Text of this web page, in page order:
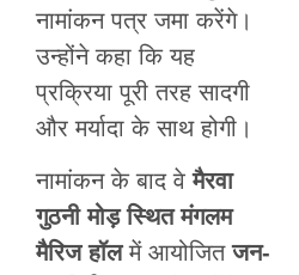
नामांकन पत्र जमा करेंगे।
उन्होंने कहा कि यह
प्रक्रिया पूरी तरह सादगी
और मर्यादा के साथ होगी।
नामांकन के बाद वेमैरवा
गुठनी मोड़ स्थित मंगलम
मैरिज हॉलमें आयोजितजन-